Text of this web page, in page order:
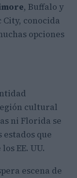
, Buffalo y
conocida
opciones
cultural
ni Florida se
que
EE. UU.
escena de